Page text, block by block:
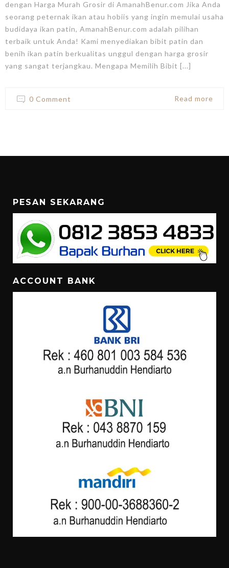
dengan Harga Murah Grosir di AmanahBenur.com Jika Anda
seorang peternak ikan atau hobiis yang ingin memulai usaha
budidaya ikan patin, AmanahBenur.com adalah pilihan
terbaik untuk Anda! Kami menyediakan bibit patin dan
benih ikan patin berkualitas unggul dengan harga grosir
yang sangat terjangkau. Mengapa Memilih Bibit [...]
0 Comment Read more
PESAN SEKARANG
ACCOUNT BANK